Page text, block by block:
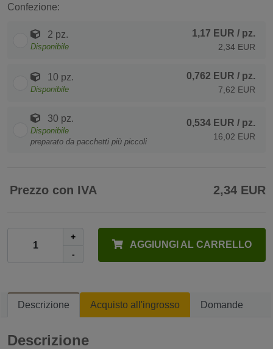
Confezione:
2 pz.
Disponibile
1,17 EUR / pz.
2,34 EUR
10 pz.
Disponibile
0,762 EUR / pz.
7,62 EUR
30 pz.
Disponibile
preparato da pacchetti più piccoli
0,534 EUR / pz.
16,02 EUR
Prezzo con IVA 2,34 EUR
+
-
AGGIUNGI AL CARRELLO
Descrizione Acquisto all'ingrosso Domande
Descrizione